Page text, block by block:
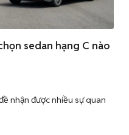
sedan hạng C nào
nhận được nhiều sự quan